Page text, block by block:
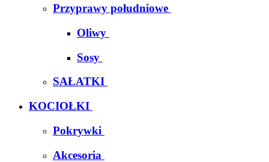
Przyprawy południowe
Oliwy
Sosy
SAŁATKI
KOCIOŁKI
Pokrywki
Akcesoria